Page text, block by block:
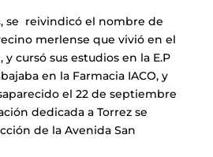
se reivindicó el nombre de
merlense que vivió en el
y cursó sus estudios en la E.P
en la Farmacia IACO, y
el 22 de septiembre
dedicada a Torrez se
de la Avenida San